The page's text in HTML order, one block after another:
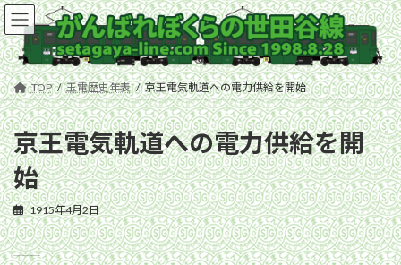
コ
ン
テ
ン
ツ
へ
ス
キ
ッ
プ
ナ
ビ
ゲ
ー
シ
ョ
ン
に
移
動
TOP 玉電歴史年表 京王電気軌道への電力供給を開始
京王電気軌道への電力供給を開
始
1915年4月2日